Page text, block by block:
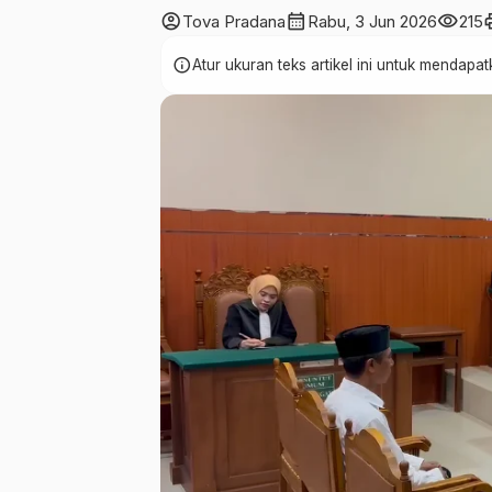
account_circleTova Pradanacalendar_month Rabu, 3 Jun 2026visibility215
infoAtur ukuran teks artikel ini untuk